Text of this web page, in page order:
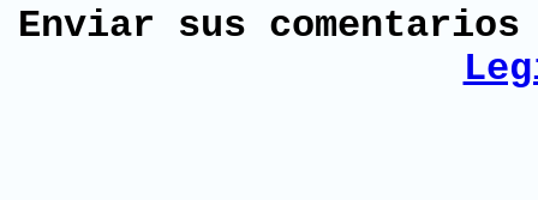
Enviar sus